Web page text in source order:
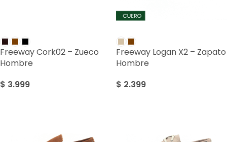
Freeway Cork02 – Zueco
Hombre
$ 3.999
Freeway Logan X2 – Zapato
Hombre
$ 2.399